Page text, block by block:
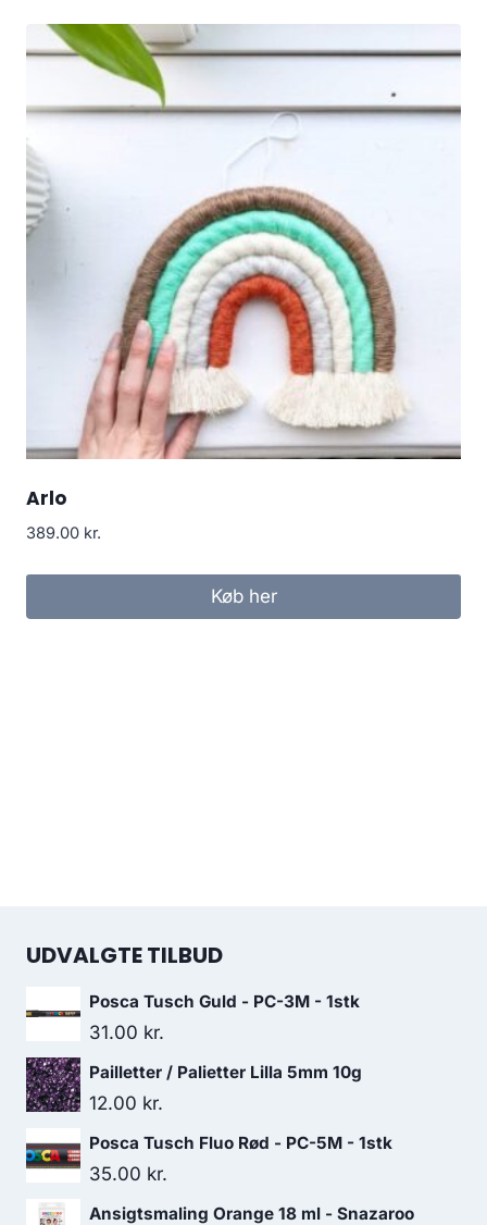
Arlo
389.00 kr.
Køb her
UDVALGTE TILBUD
Posca Tusch Guld - PC-3M - 1stk
31.00 kr.
Pailletter / Palietter Lilla 5mm 10g
12.00 kr.
Posca Tusch Fluo Rød - PC-5M - 1stk
35.00 kr.
Ansigtsmaling Orange 18 ml - Snazaroo